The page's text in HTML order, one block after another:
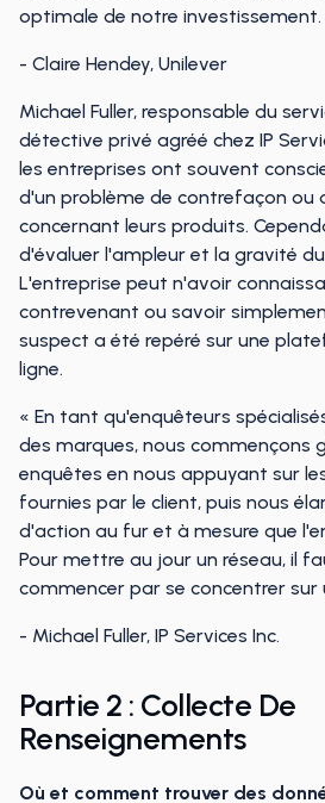
optimale de notre investissement.
- Claire Hendey, Unilever
Michael Fuller, responsable du
détective privé agréé chez IP
les entreprises ont souvent
d'un problème de contrefaçon ou
concernant leurs produits.
d'évaluer l'ampleur et la gravité
L'entreprise peut n'avoir
contrevenant ou savoir
suspect a été repéré sur une
ligne.
« En tant qu'enquêteurs
des marques, nous commençons
enquêtes en nous appuyant sur
fournies par le client, puis nous
d'action au fur et à mesure que
Pour mettre au jour un réseau, il
commencer par se concentrer sur
- Michael Fuller, IP Services Inc.
Partie 2 : Collecte De
Renseignements
Où et comment trouver des